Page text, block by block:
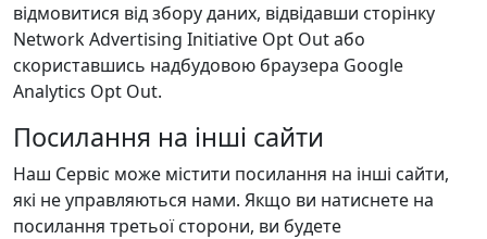
відмовитися від збору даних, відвідавши сторінку
Network Advertising Initiative Opt Out або
скориставшись надбудовою браузера Google
Analytics Opt Out.
Посилання на інші сайти
Наш Сервіс може містити посилання на інші сайти,
які не управляються нами. Якщо ви натиснете на
посилання третьої сторони, ви будете